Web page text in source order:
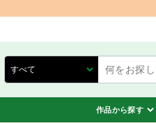
作品から探す